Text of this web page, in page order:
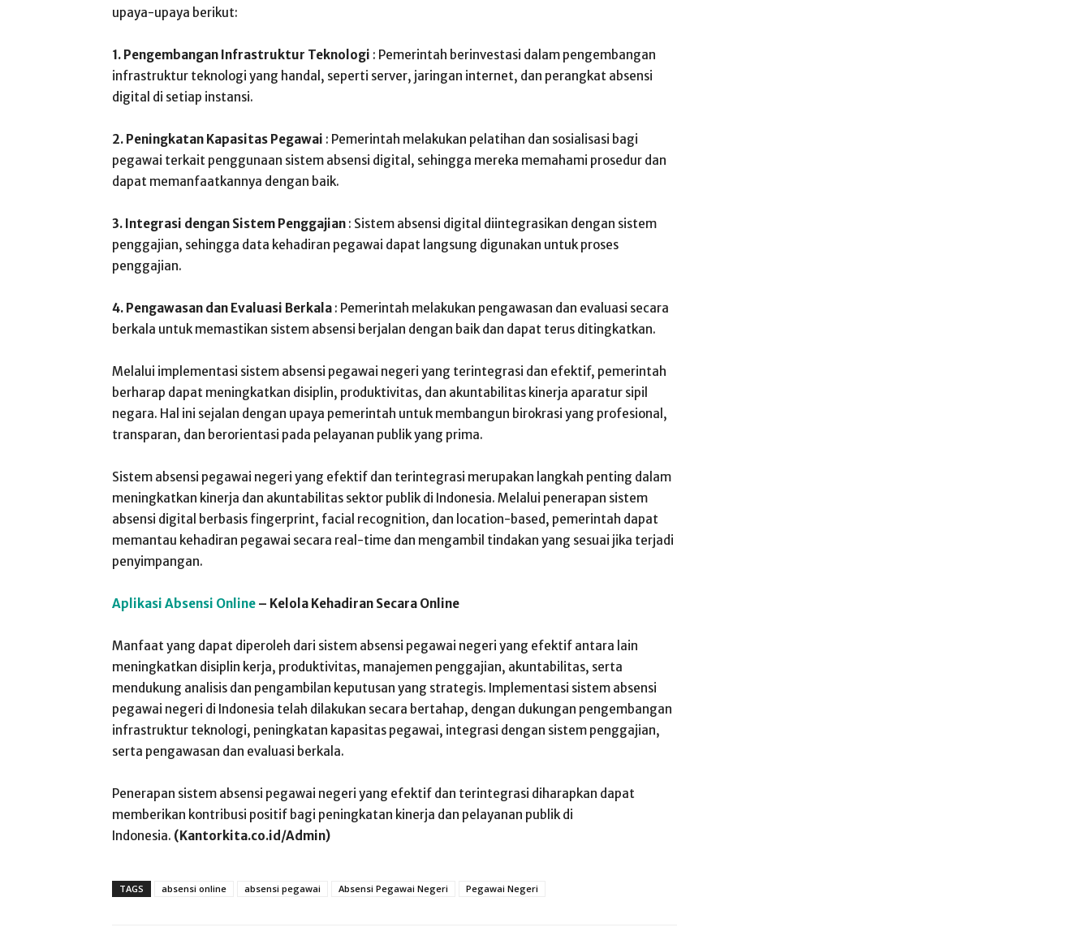
upaya-upaya berikut:
1. Pengembangan Infrastruktur Teknologi : Pemerintah berinvestasi dalam pengembangan
infrastruktur teknologi yang handal, seperti server, jaringan internet, dan perangkat absensi
digital di setiap instansi.
2. Peningkatan Kapasitas Pegawai : Pemerintah melakukan pelatihan dan sosialisasi bagi
pegawai terkait penggunaan sistem absensi digital, sehingga mereka memahami prosedur dan
dapat memanfaatkannya dengan baik.
3. Integrasi dengan Sistem Penggajian : Sistem absensi digital diintegrasikan dengan sistem
penggajian, sehingga data kehadiran pegawai dapat langsung digunakan untuk proses
penggajian.
4. Pengawasan dan Evaluasi Berkala : Pemerintah melakukan pengawasan dan evaluasi secara
berkala untuk memastikan sistem absensi berjalan dengan baik dan dapat terus ditingkatkan.
Melalui implementasi sistem absensi pegawai negeri yang terintegrasi dan efektif, pemerintah
berharap dapat meningkatkan disiplin, produktivitas, dan akuntabilitas kinerja aparatur sipil
negara. Hal ini sejalan dengan upaya pemerintah untuk membangun birokrasi yang profesional,
transparan, dan berorientasi pada pelayanan publik yang prima.
Sistem absensi pegawai negeri yang efektif dan terintegrasi merupakan langkah penting dalam
meningkatkan kinerja dan akuntabilitas sektor publik di Indonesia. Melalui penerapan sistem
absensi digital berbasis fingerprint, facial recognition, dan location-based, pemerintah dapat
memantau kehadiran pegawai secara real-time dan mengambil tindakan yang sesuai jika terjadi
penyimpangan.
Aplikasi Absensi Online – Kelola Kehadiran Secara Online
Manfaat yang dapat diperoleh dari sistem absensi pegawai negeri yang efektif antara lain
meningkatkan disiplin kerja, produktivitas, manajemen penggajian, akuntabilitas, serta
mendukung analisis dan pengambilan keputusan yang strategis. Implementasi sistem absensi
pegawai negeri di Indonesia telah dilakukan secara bertahap, dengan dukungan pengembangan
infrastruktur teknologi, peningkatan kapasitas pegawai, integrasi dengan sistem penggajian,
serta pengawasan dan evaluasi berkala.
Penerapan sistem absensi pegawai negeri yang efektif dan terintegrasi diharapkan dapat
memberikan kontribusi positif bagi peningkatan kinerja dan pelayanan publik di
Indonesia. (Kantorkita.co.id/Admin)
TAGS absensi online absensi pegawai Absensi Pegawai Negeri Pegawai Negeri